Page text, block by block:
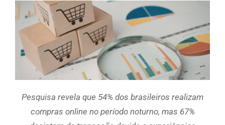
Pesquisa revela que 54% dos brasileiros realizam
compras online no período noturno, mas 67%